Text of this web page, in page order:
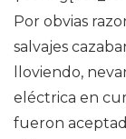
Por obvias
salvajes
lloviendo,
eléctrica en
fueron